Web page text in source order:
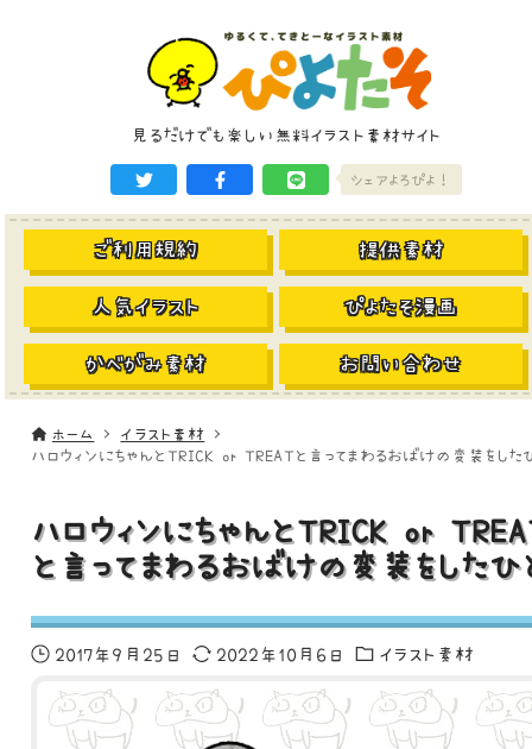
見るだけでも楽しい無料イラスト素材サイト
シェアよろぴよ！
ご利用規約 提供素材
人気イラスト ぴよたそ漫画
かべがみ素材 お問い合わせ
ホーム
イラスト素材
ハロウィンにちゃんとTRICK or TREATと言ってまわるおばけの変装をした
ハロウィンにちゃんとTRICK or
と言ってまわるおばけの変装をしたひ
2017年9月25日 2022年10月6日 イラスト素材